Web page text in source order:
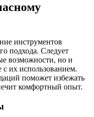
инструментов
подхода. Следует
возможности, но и
их использованием.
поможет избежать
комфортный опыт.